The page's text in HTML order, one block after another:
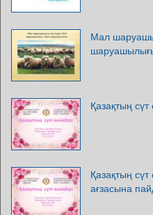
Мал
Қазақтың сүт
Қазақтың сүт
ағзасына